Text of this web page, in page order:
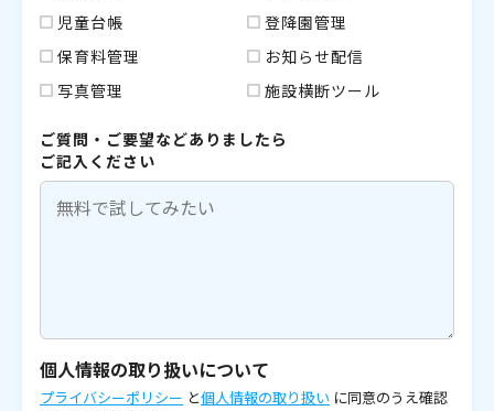
児童台帳
登降園管理
保育料管理
お知らせ配信
写真管理
施設横断ツール
ご質問・ご要望などありましたら
ご記入ください
個人情報の取り扱いについて
プライバシーポリシー と個人情報の取り扱い に同意のうえ確認